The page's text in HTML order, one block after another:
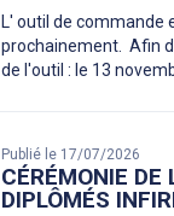
L' outil de commande
prochainement. Afin
de l'outil : le 13
Publié le 17/07/2026
CÉRÉMONIE DE
DIPLÔMÉS